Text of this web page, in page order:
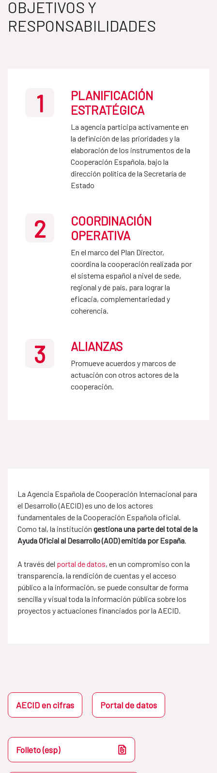
OBJETIVOS Y
RESPONSABILIDADES
1
PLANIFICACIÓN
ESTRATÉGICA
La agencia participa activamente en
la definición de las prioridades y la
elaboración de los instrumentos de la
Cooperación Española, bajo la
dirección política de la Secretaría de
Estado
2
COORDINACIÓN
OPERATIVA
En el marco del Plan Director,
coordina la cooperación realizada por
el sistema español a nivel de sede,
regional y de país, para lograr la
eficacia, complementariedad y
coherencia.
3 ALIANZAS
Promueve acuerdos y marcos de
actuación con otros actores de la
cooperación.
La Agencia Española de Cooperación Internacional para
el Desarrollo (AECID) es uno de los actores
fundamentales de la Cooperación Española oficial.
Como tal, la institución gestiona una parte del total de la
Ayuda Oficial al Desarrollo (AOD) emitida por España.
A través del portal de datos, en un compromiso con la
transparencia, la rendición de cuentas y el acceso
público a la información, se puede consultar de forma
sencilla y visual toda la información pública sobre los
proyectos y actuaciones financiados por la AECID.
AECID en cifras Portal de datos
Folleto (esp)